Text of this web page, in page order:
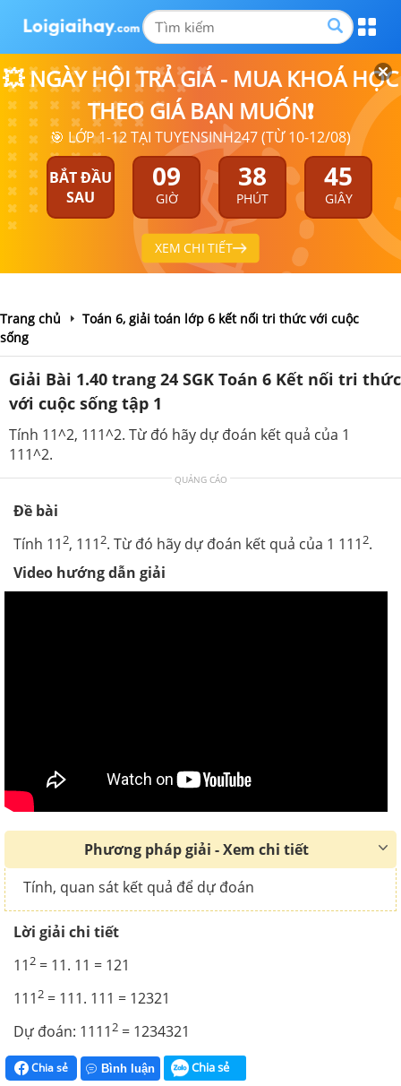
💥 NGÀY HỘI TRẢ GIÁ - MUA KHOÁ HỌC
THEO GIÁ BẠN MUỐN❗
🎯 LỚP 1-12 TẠI TUYENSINH247 (TỪ 10-12/08)
BẮT ĐẦU
SAU
09
GIỜ
38
PHÚT
45
GIÂY
XEM CHI TIẾT
Trang chủ
Toán 6, giải toán lớp 6 kết nối tri thức với cuộc
sống
Giải Bài 1.40 trang 24 SGK Toán 6 Kết nối tri thức
với cuộc sống tập 1
Tính 11^2, 111^2. Từ đó hãy dự đoán kết quả của 1
111^2.
QUẢNG CÁO
Đề bài
Tính 112, 1112. Từ đó hãy dự đoán kết quả của 1 1112.
Video hướng dẫn giải
Phương pháp giải - Xem chi tiết
Tính, quan sát kết quả để dự đoán
Lời giải chi tiết
112 = 11. 11 = 121
1112 = 111. 111 = 12321
Dự đoán: 11112 = 1234321
Chia sẻ Bình luận Chia sẻ